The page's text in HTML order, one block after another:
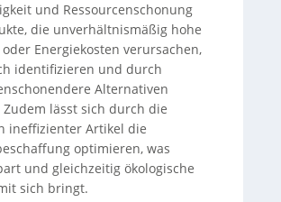
und Ressourcenschonung
die unverhältnismäßig hohe
Energiekosten verursachen,
identifizieren und durch
Alternativen
Zudem lässt sich durch die
ineffizienter Artikel die
optimieren, was
und gleichzeitig ökologische
sich bringt.